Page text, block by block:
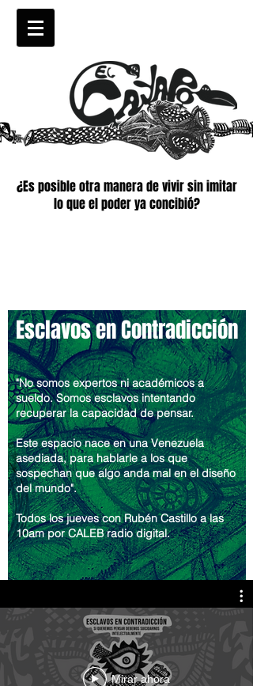
¿Es posible otra manera de vivir sin imitar
lo que el poder ya concibió?
Esclavos en Contradicción
"No somos expertos ni académicos a
sueldo. Somos esclavos intentando
recuperar la capacidad de pensar.
Este espacio nace en una Venezuela
asediada, para hablarle a los que
sospechan que algo anda mal en el diseño
del mundo".
Todos los jueves con Rubén Castillo a las
10am por CALEB radio digital.
Mirar ahora